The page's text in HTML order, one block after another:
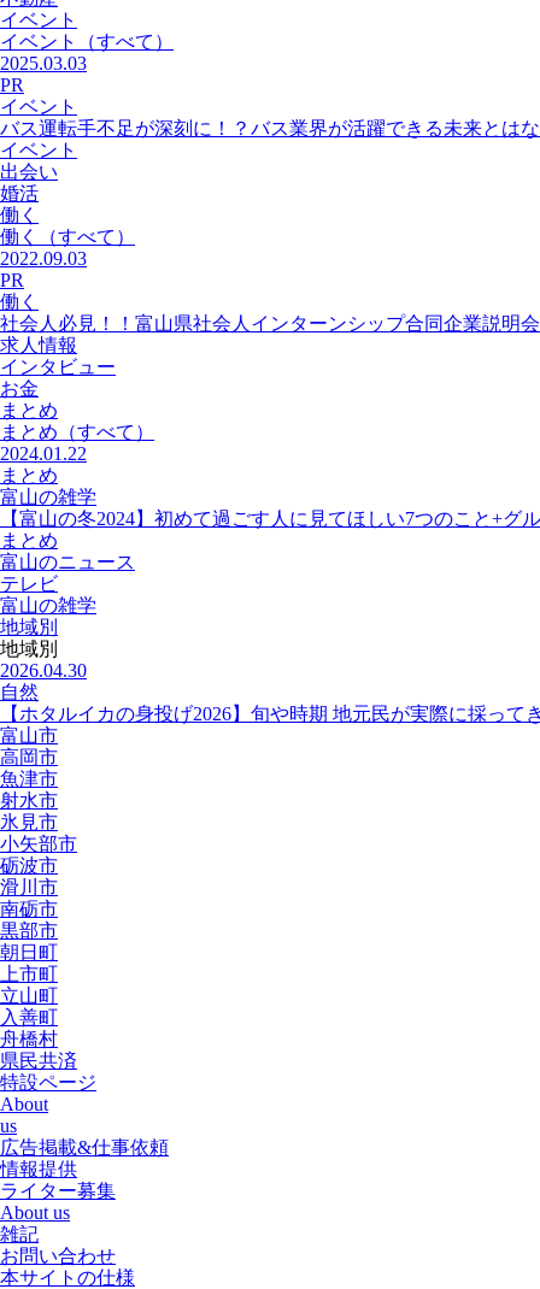
イベント
イベント
（すべて）
2025.03.03
PR
イベント
バス運転手不足が深刻に！？バス業界が活躍できる未来とは
イベント
出会い
婚活
働く
働く
（すべて）
2022.09.03
PR
働く
社会人必見！！富山県社会人インターンシップ合同企業説明会
求人情報
インタビュー
お金
まとめ
まとめ （すべて）
2024.01.22
まとめ
富山の雑学
【富山の冬2024】初めて過ごす人に見てほしい7つのこと+グ
まとめ
富山のニュース
テレビ
富山の雑学
地域別
地域別
2026.04.30
自然
【ホタルイカの身投げ2026】旬や時期 地元民が実際に採って
富山市
高岡市
魚津市
射水市
氷見市
小矢部市
砺波市
滑川市
南砺市
黒部市
朝日町
上市町
立山町
入善町
舟橋村
県民共済
特設ページ
About
us
広告掲載&仕事依頼
情報提供
ライター募集
About us
雑記
お問い合わせ
本サイトの仕様